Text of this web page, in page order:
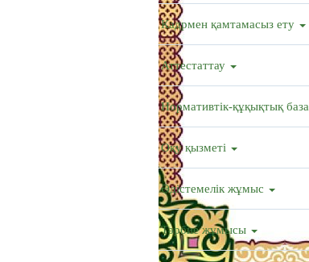
Кадрмен қамтамасыз ету
Аттестаттау
Нормативтік-құқықтық база
Оқу қызметі
Әдістемелік жұмыс
Тәрбие жұмысы